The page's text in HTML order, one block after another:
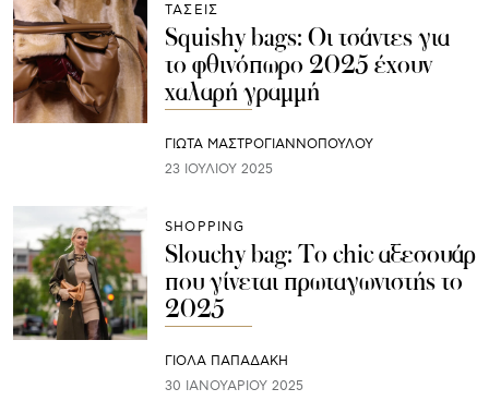
ΤΑΣΕΙΣ
Squishy bags: Οι τσάντες για
το φθινόπωρο 2025 έχουν
χαλαρή γραμμή
ΓΙΩΤΑ ΜΑΣΤΡΟΓΙΑΝΝΟΠΟΥΛΟΥ
23 ΙΟΥΛΊΟΥ 2025
SHOPPING
Slouchy bag: Το chic αξεσουάρ
που γίνεται πρωταγωνιστής το
2025
ΓΙΌΛΑ ΠΑΠΑΔΆΚΗ
30 ΙΑΝΟΥΑΡΊΟΥ 2025